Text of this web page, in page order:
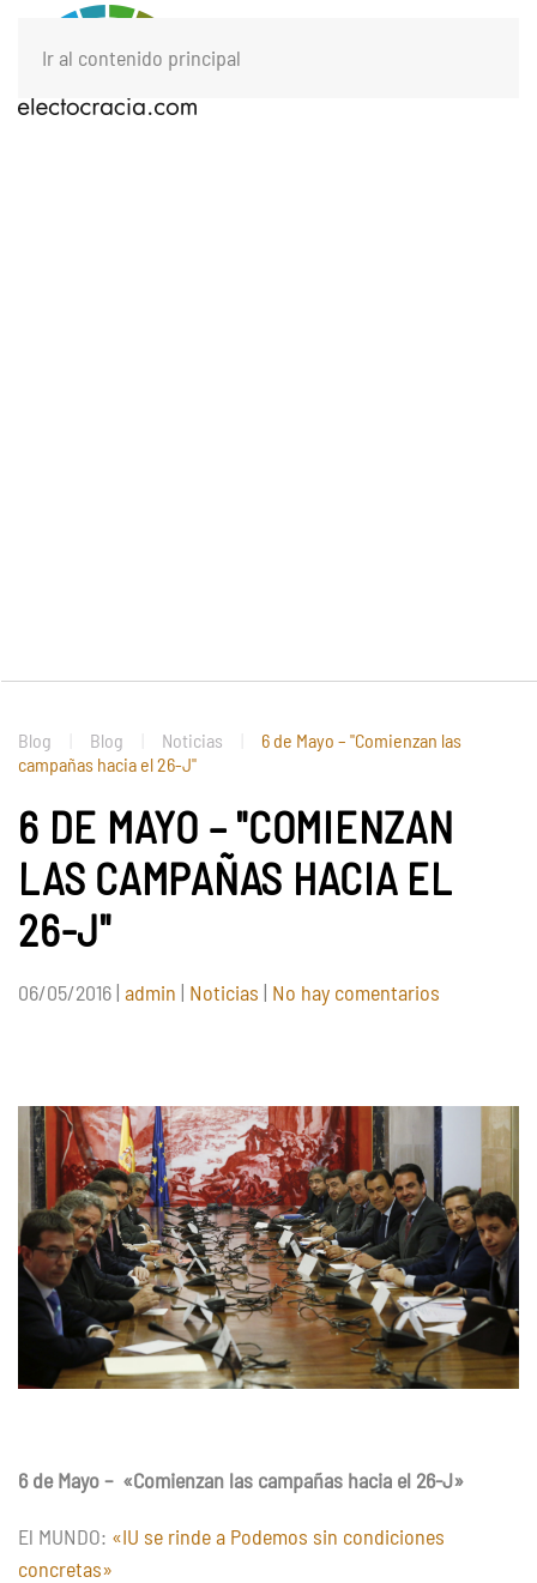
Ir al contenido principal
Blog Blog Noticias
6 de Mayo – "Comienzan las
campañas hacia el 26-J"
6 DE MAYO – "COMIENZAN
LAS CAMPAÑAS HACIA EL
26-J"
06/05/2016| admin | Noticias | No hay comentarios
–
"Comienzan
las
campañas
hacia
el
26-
J"
6 de Mayo – «Comienzan las campañas hacia el 26-J»
El MUNDO: «IU se rinde a Podemos sin condiciones
concretas»